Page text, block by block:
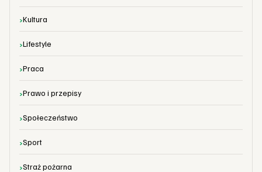
Kultura
Lifestyle
Praca
Prawo i przepisy
Społeczeństwo
Sport
Straż pożarna